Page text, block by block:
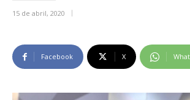
15 de abril, 2020
Facebook X